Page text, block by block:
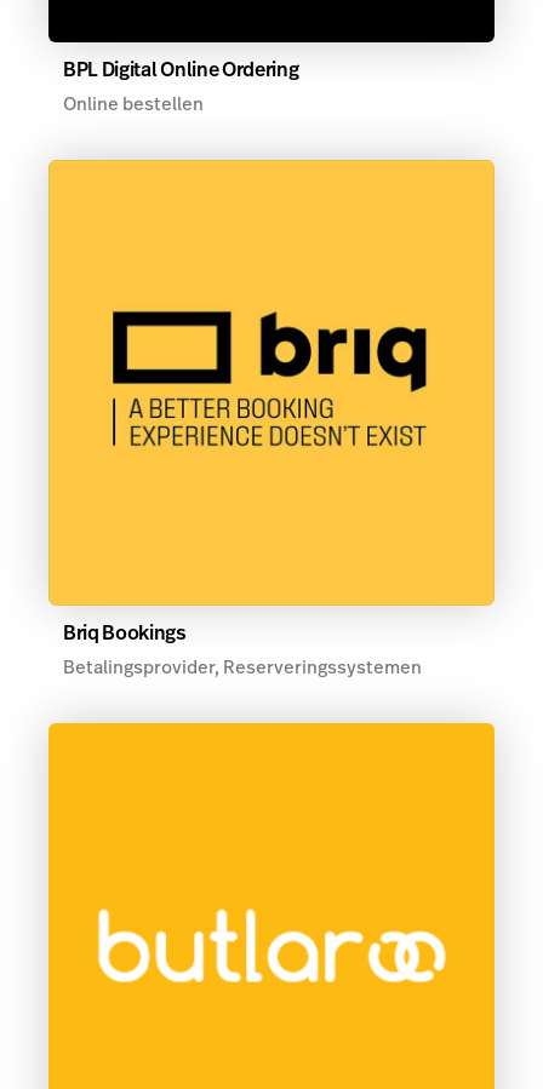
BPL Digital Online Ordering
Online bestellen
Briq Bookings
Betalingsprovider, Reserveringssystemen